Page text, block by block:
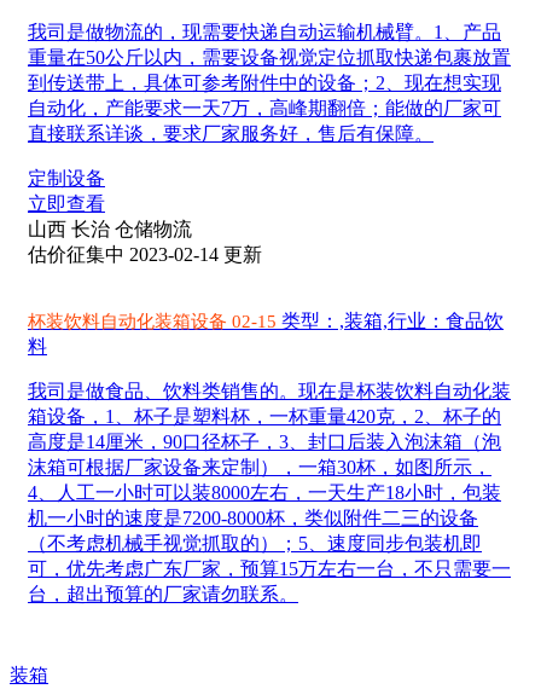
我司是做物流的，现需要快递自动运输机械臂。1、产品
重量在50公斤以内，需要设备视觉定位抓取快递包裹放置
到传送带上，具体可参考附件中的设备；2、现在想实现
自动化，产能要求一天7万，高峰期翻倍；能做的厂家可
直接联系详谈，要求厂家服务好，售后有保障。
定制设备
立即查看
山西 长治 仓储物流
估价征集中 2023-02-14 更新
杯装饮料自动化装箱设备 02-15 类型：,装箱,行业：食品饮
料
我司是做食品、饮料类销售的。现在是杯装饮料自动化装
箱设备，1、杯子是塑料杯，一杯重量420克，2、杯子的
高度是14厘米，90口径杯子，3、封口后装入泡沫箱（泡
沫箱可根据厂家设备来定制），一箱30杯，如图所示，
4、人工一小时可以装8000左右，一天生产18小时，包装
机一小时的速度是7200-8000杯，类似附件二三的设备
（不考虑机械手视觉抓取的）；5、速度同步包装机即
可，优先考虑广东厂家，预算15万左右一台，不只需要一
台，超出预算的厂家请勿联系。
装箱